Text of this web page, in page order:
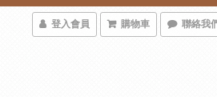
登入會員 購物車 聯絡我